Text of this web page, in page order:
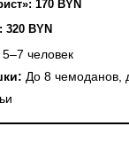
170 BYN
320 BYN
5–7 человек
До 8 чемоданов,